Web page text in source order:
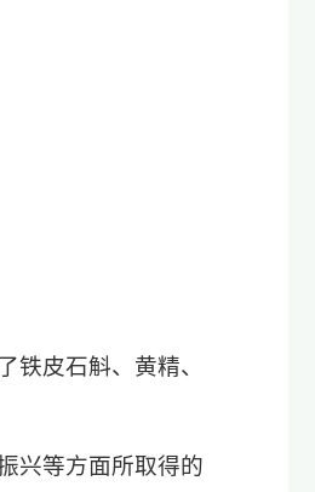
皮石斛、黄精、
兴等方面所取得的